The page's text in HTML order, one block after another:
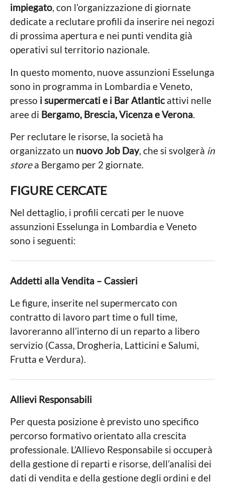
impiegato, con l’organizzazione di giornate
dedicate a reclutare profili da inserire nei negozi
di prossima apertura e nei punti vendita già
operativi sul territorio nazionale.
In questo momento, nuove assunzioni Esselunga
sono in programma in Lombardia e Veneto,
presso i supermercati e i Bar Atlanticattivi nelle
aree di Bergamo, Brescia, Vicenza e Verona.
Per reclutare le risorse, la società ha
organizzato un nuovo Job Day, che si svolgerà in
storea Bergamo per 2 giornate.
FIGURE CERCATE
Nel dettaglio, i profili cercati per le nuove
assunzioni Esselunga in Lombardia e Veneto
sono i seguenti:
Addetti alla Vendita – Cassieri
Le figure, inserite nel supermercato con
contratto di lavoro part time o full time,
lavoreranno all’interno di un reparto a libero
servizio (Cassa, Drogheria, Latticini e Salumi,
Frutta e Verdura).
Allievi Responsabili
Per questa posizione è previsto uno specifico
percorso formativo orientato alla crescita
professionale. L’Allievo Responsabile si occuperà
della gestione di reparti e risorse, dell’analisi dei
dati di vendita e della gestione degli ordini e del